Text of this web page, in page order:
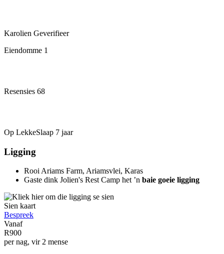
Karolien Geverifieer
Eiendomme 1
Resensies 68
Op LekkeSlaap 7 jaar
Ligging
Rooi Ariams Farm, Ariamsvlei, Karas
Gaste dink Jolien's Rest Camp het ’n baie goeie ligging
Sien kaart
Bespreek
Vanaf
R900
per nag, vir 2 mense